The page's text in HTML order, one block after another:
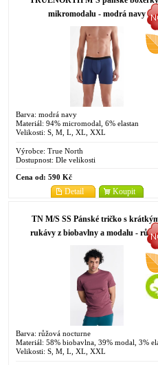
mikromodalu - modrá navy
Barva: modrá navy
Materiál: 94% micromodal, 6% elastan
Velikosti: S, M, L, XL, XXL
Výrobce: True North
Dostupnost: Dle velikosti
Cena od: 590 Kč
Koupit
Detail
TN M/S SS Pánské tričko s
rukávy z biobavlny a modalu -
nocturne
Barva: růžová nocturne
Materiál: 58% biobavlna, 39% modal, 3%
Velikosti: S, M, L, XL, XXL